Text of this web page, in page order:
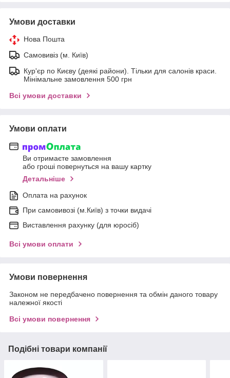
Умови доставки
Нова Пошта
Самовивіз (м. Київ)
Кур'єр по Києву (деякі райони). Тільки для салонів краси.
Мінімальне замовлення 500 грн
Всі умови доставки
Умови оплати
Ви отримаєте замовлення
або гроші повернуться на вашу картку
Детальніше
Оплата на рахунок
При самовивозі (м.Київ) з точки видачі
Виставлення рахунку (для юросіб)
Всі умови оплати
Умови повернення
Законом не передбачено повернення та обмін даного товару
належної якості
Всі умови повернення
Подібні товари компанії